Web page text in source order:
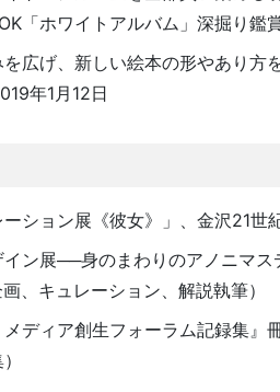
「ホワイトアルバム」深掘り
広げ、新しい絵本の形やあり
年1月12日
ーション展《彼女》」、金沢21
イン展──身のまわりのアノニマ
、キュレーション、解説執筆）
ディア創生フォーラム記録集』